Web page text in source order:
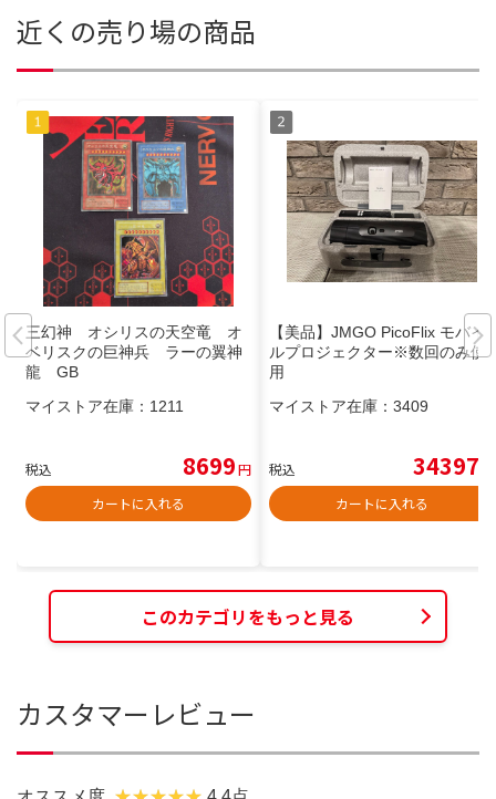
近くの売り場の商品
三幻神 オシリスの天空竜 オ
ベリスクの巨神兵 ラーの翼神
龍 GB
マイストア在庫： 1211
税込 8699円
カートに入れる
【美品】JMGO PicoFlix モバイ
ルプロジェクター※数回のみ使
用
マイストア在庫： 3409
税込 34397
カートに入れる
このカテゴリをもっと見る
カスタマーレビュー